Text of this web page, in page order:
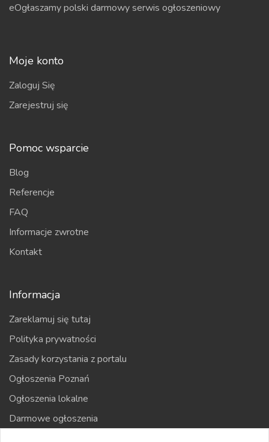
eOgłaszamy polski darmowy serwis ogłoszeniowy
Moje konto
Zaloguj Się
Zarejestruj się
Pomoc wsparcie
Blog
Referencje
FAQ
Informacje zwrotne
Kontakt
Informacja
Zareklamuj się tutaj
Polityka prywatności
Zasady korzystania z portalu
Ogłoszenia Poznań
Ogłoszenia lokalne
Darmowe ogłoszenia